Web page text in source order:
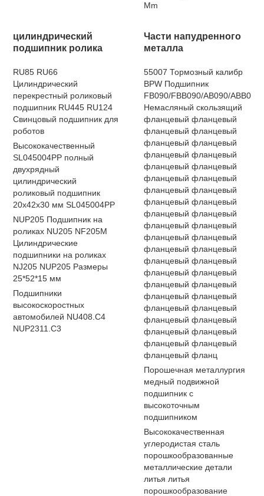
Mm
цилиндрический
подшипник ролика
RU85 RU66
Цилиндрический
перекрестный роликовый
подшипник RU445 RU124
Свинцовый подшипник для
роботов
Высококачественный
SL045004PP полный
двухрядный
цилиндрический
роликовый подшипник
20x42x30 мм SL045004PP
NUP205 Подшипник на
роликах NU205 NF205M
Цилиндрические
подшипники на роликах
NJ205 NUP205 Размеры
25*52*15 мм
Подшипники
высокоскоростных
автомобилей NU408.C4
NUP2311.C3
Части напудренного
металла
55007 Тормозный калибр
BPW Подшипник
FB090/FBB090/AB090/ABB090
Немасляный скользящий
фланцевый фланцевый
фланцевый фланцевый
фланцевый фланцевый
фланцевый фланцевый
фланцевый фланцевый
фланцевый фланцевый
фланцевый фланцевый
фланцевый фланцевый
фланцевый фланцевый
фланцевый фланцевый
фланцевый фланцевый
фланцевый фланцевый
фланцевый фланцевый
фланцевый фланцевый
фланцевый фланцевый
фланцевый фланцевый
фланцевый фланцевый
фланцевый фланцевый
фланцевый фланцевый
фланцевый фланцевый
фланцевый фланц
Порошечная металлургия
медный подвижной
подшипник с
высокоточным
подшипником
Высококачественная
углеродистая сталь
порошкообразованные
металлические детали
литья литья
порошкообразование